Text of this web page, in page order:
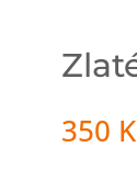
350